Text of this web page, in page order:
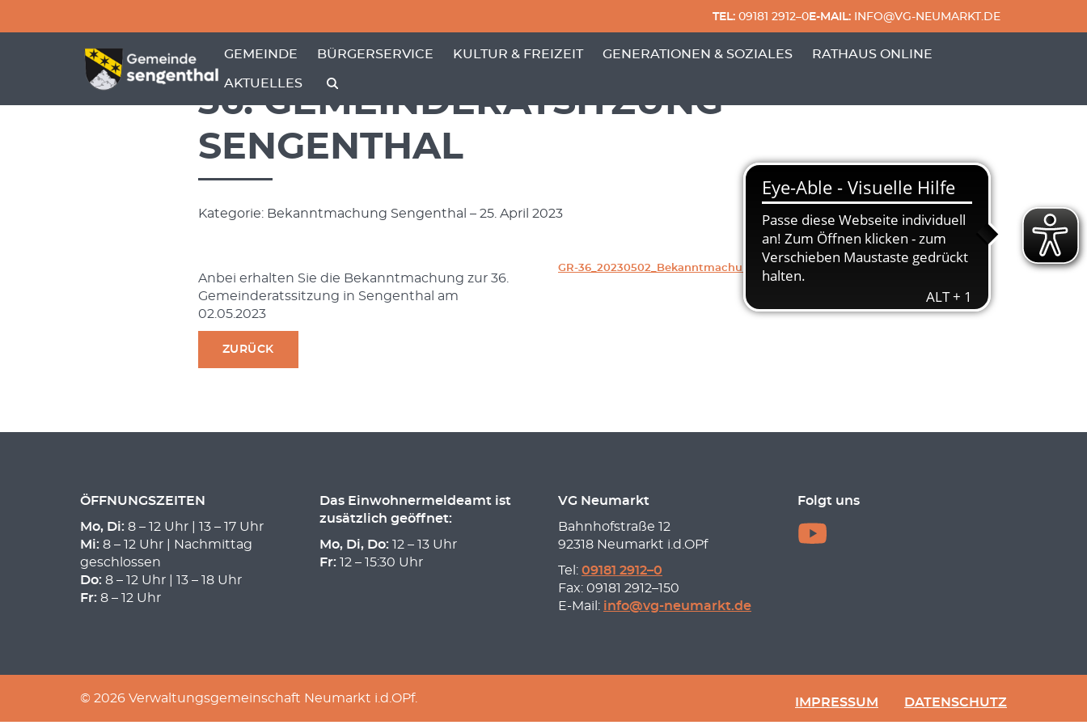
TEL:09181 2912–0E-MAIL:INFO@VG-NEUMARKT.DE
GEMEINDE
ZEIGE MENÜ-UNTERPUNKTE VON 'GEMEINDE'
BÜRGERSERVICE
ZEIGE MENÜ-UNTERPUNKTE VON 'BÜRGERSERVICE'
KULTUR & FREIZEIT GENERATIONEN & SOZIALES RATHAUS ONLINE
AKTUELLES
36. GEMEINDERATSITZUNG
SENGENTHAL
Kategorie: Bekanntmachung Sengenthal – 25. April 2023
Anbei erhalten Sie die Bekanntmachung zur 36.
Gemeinderatssitzung in Sengenthal am
02.05.2023
GR-36_20230502_Bekanntmachung Herunterladen
ZURÜCK
ÖFFNUNGSZEITEN
Mo, Di: 8 – 12 Uhr | 13 – 17 Uhr
Mi: 8 – 12 Uhr | Nachmittag
geschlossen
Do: 8 – 12 Uhr | 13 – 18 Uhr
Fr: 8 – 12 Uhr
Das Einwohnermeldeamt ist
zusätzlich geöffnet:
Mo, Di, Do: 12 – 13 Uhr
Fr: 12 – 15:30 Uhr
VG Neumarkt
Bahnhofstraße 12
92318 Neumarkt i.d.OPf
Tel: 09181 2912–0
Fax: 09181 2912–150
E-Mail: info@vg-neumarkt.de
Folgt uns
© 2026 Verwaltungsgemeinschaft Neumarkt i.d.OPf. IMPRESSUM DATENSCHUTZ